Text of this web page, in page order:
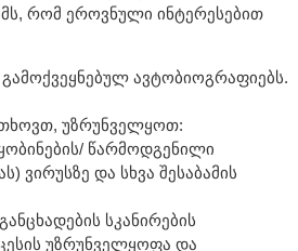
რომ ეროვნული ინტერესებით
ავტობიოგრაფიებს.
უზრუნველყოთ:
წარმოდგენილი
ვირუსზე და სხვა შესაბამის
სკანირების
უზრუნველყოფა და